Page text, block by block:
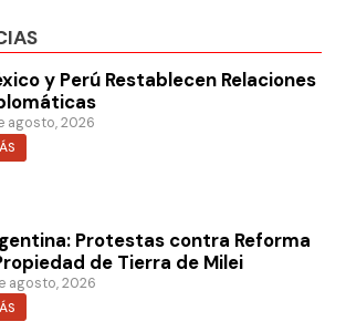
y Perú Restablecen Relaciones
agosto, 2026
Protestas contra Reforma
de Tierra de Milei
agosto, 2026